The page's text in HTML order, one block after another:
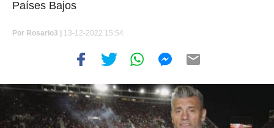
Países Bajos
Por Rosario3 | 13-12-2022 15:54